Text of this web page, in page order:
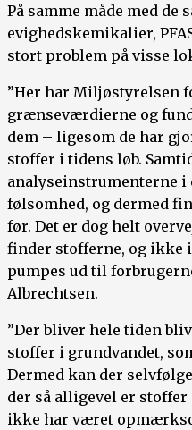
På samme måde med de
evighedskemikalier,
stort problem på visse
”Her har Miljøstyrelsen
grænseværdierne og
dem – ligesom de har
stoffer i tidens løb.
analyseinstrumenterne i
følsomhed, og dermed
før. Det er dog helt
finder stofferne, og ikke
pumpes ud til
Albrechtsen.
”Der bliver hele tiden
stoffer i grundvandet,
Dermed kan der
der så alligevel er
ikke har været